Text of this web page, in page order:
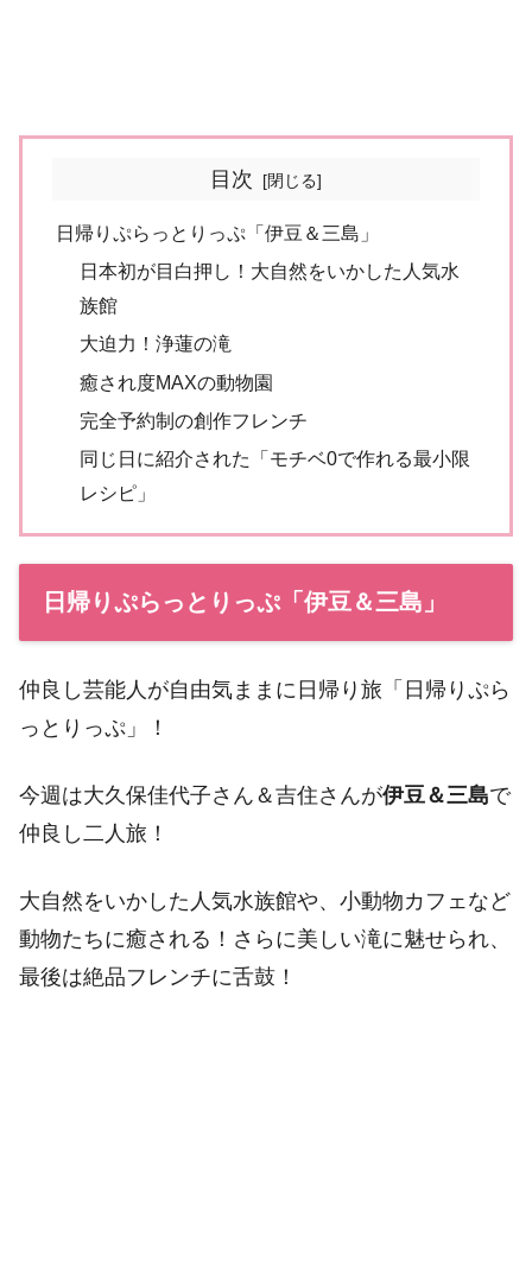
目次
日帰りぷらっとりっぷ「伊豆＆三島」
日本初が目白押し！大自然をいかした人気水
族館
大迫力！浄蓮の滝
癒され度MAXの動物園
完全予約制の創作フレンチ
同じ日に紹介された「モチベ0で作れる最小限
レシピ」
日帰りぷらっとりっぷ「伊豆＆三島」
仲良し芸能人が自由気ままに日帰り旅「日帰りぷら
っとりっぷ」！
今週は大久保佳代子さん＆吉住さんが伊豆＆三島で
仲良し二人旅！
大自然をいかした人気水族館や、小動物カフェなど
動物たちに癒される！さらに美しい滝に魅せられ、
最後は絶品フレンチに舌鼓！